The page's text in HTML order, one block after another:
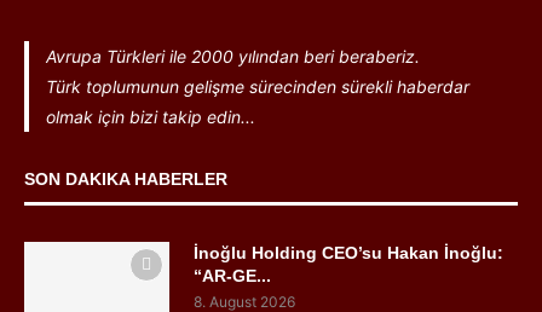
Avrupa Türkleri ile 2000 yılından beri beraberiz.
Türk toplumunun gelişme sürecinden sürekli haberdar
olmak için bizi takip edin...
SON DAKIKA HABERLER
İnoğlu Holding CEO’su Hakan İnoğlu:
“AR-GE...
8. August 2026